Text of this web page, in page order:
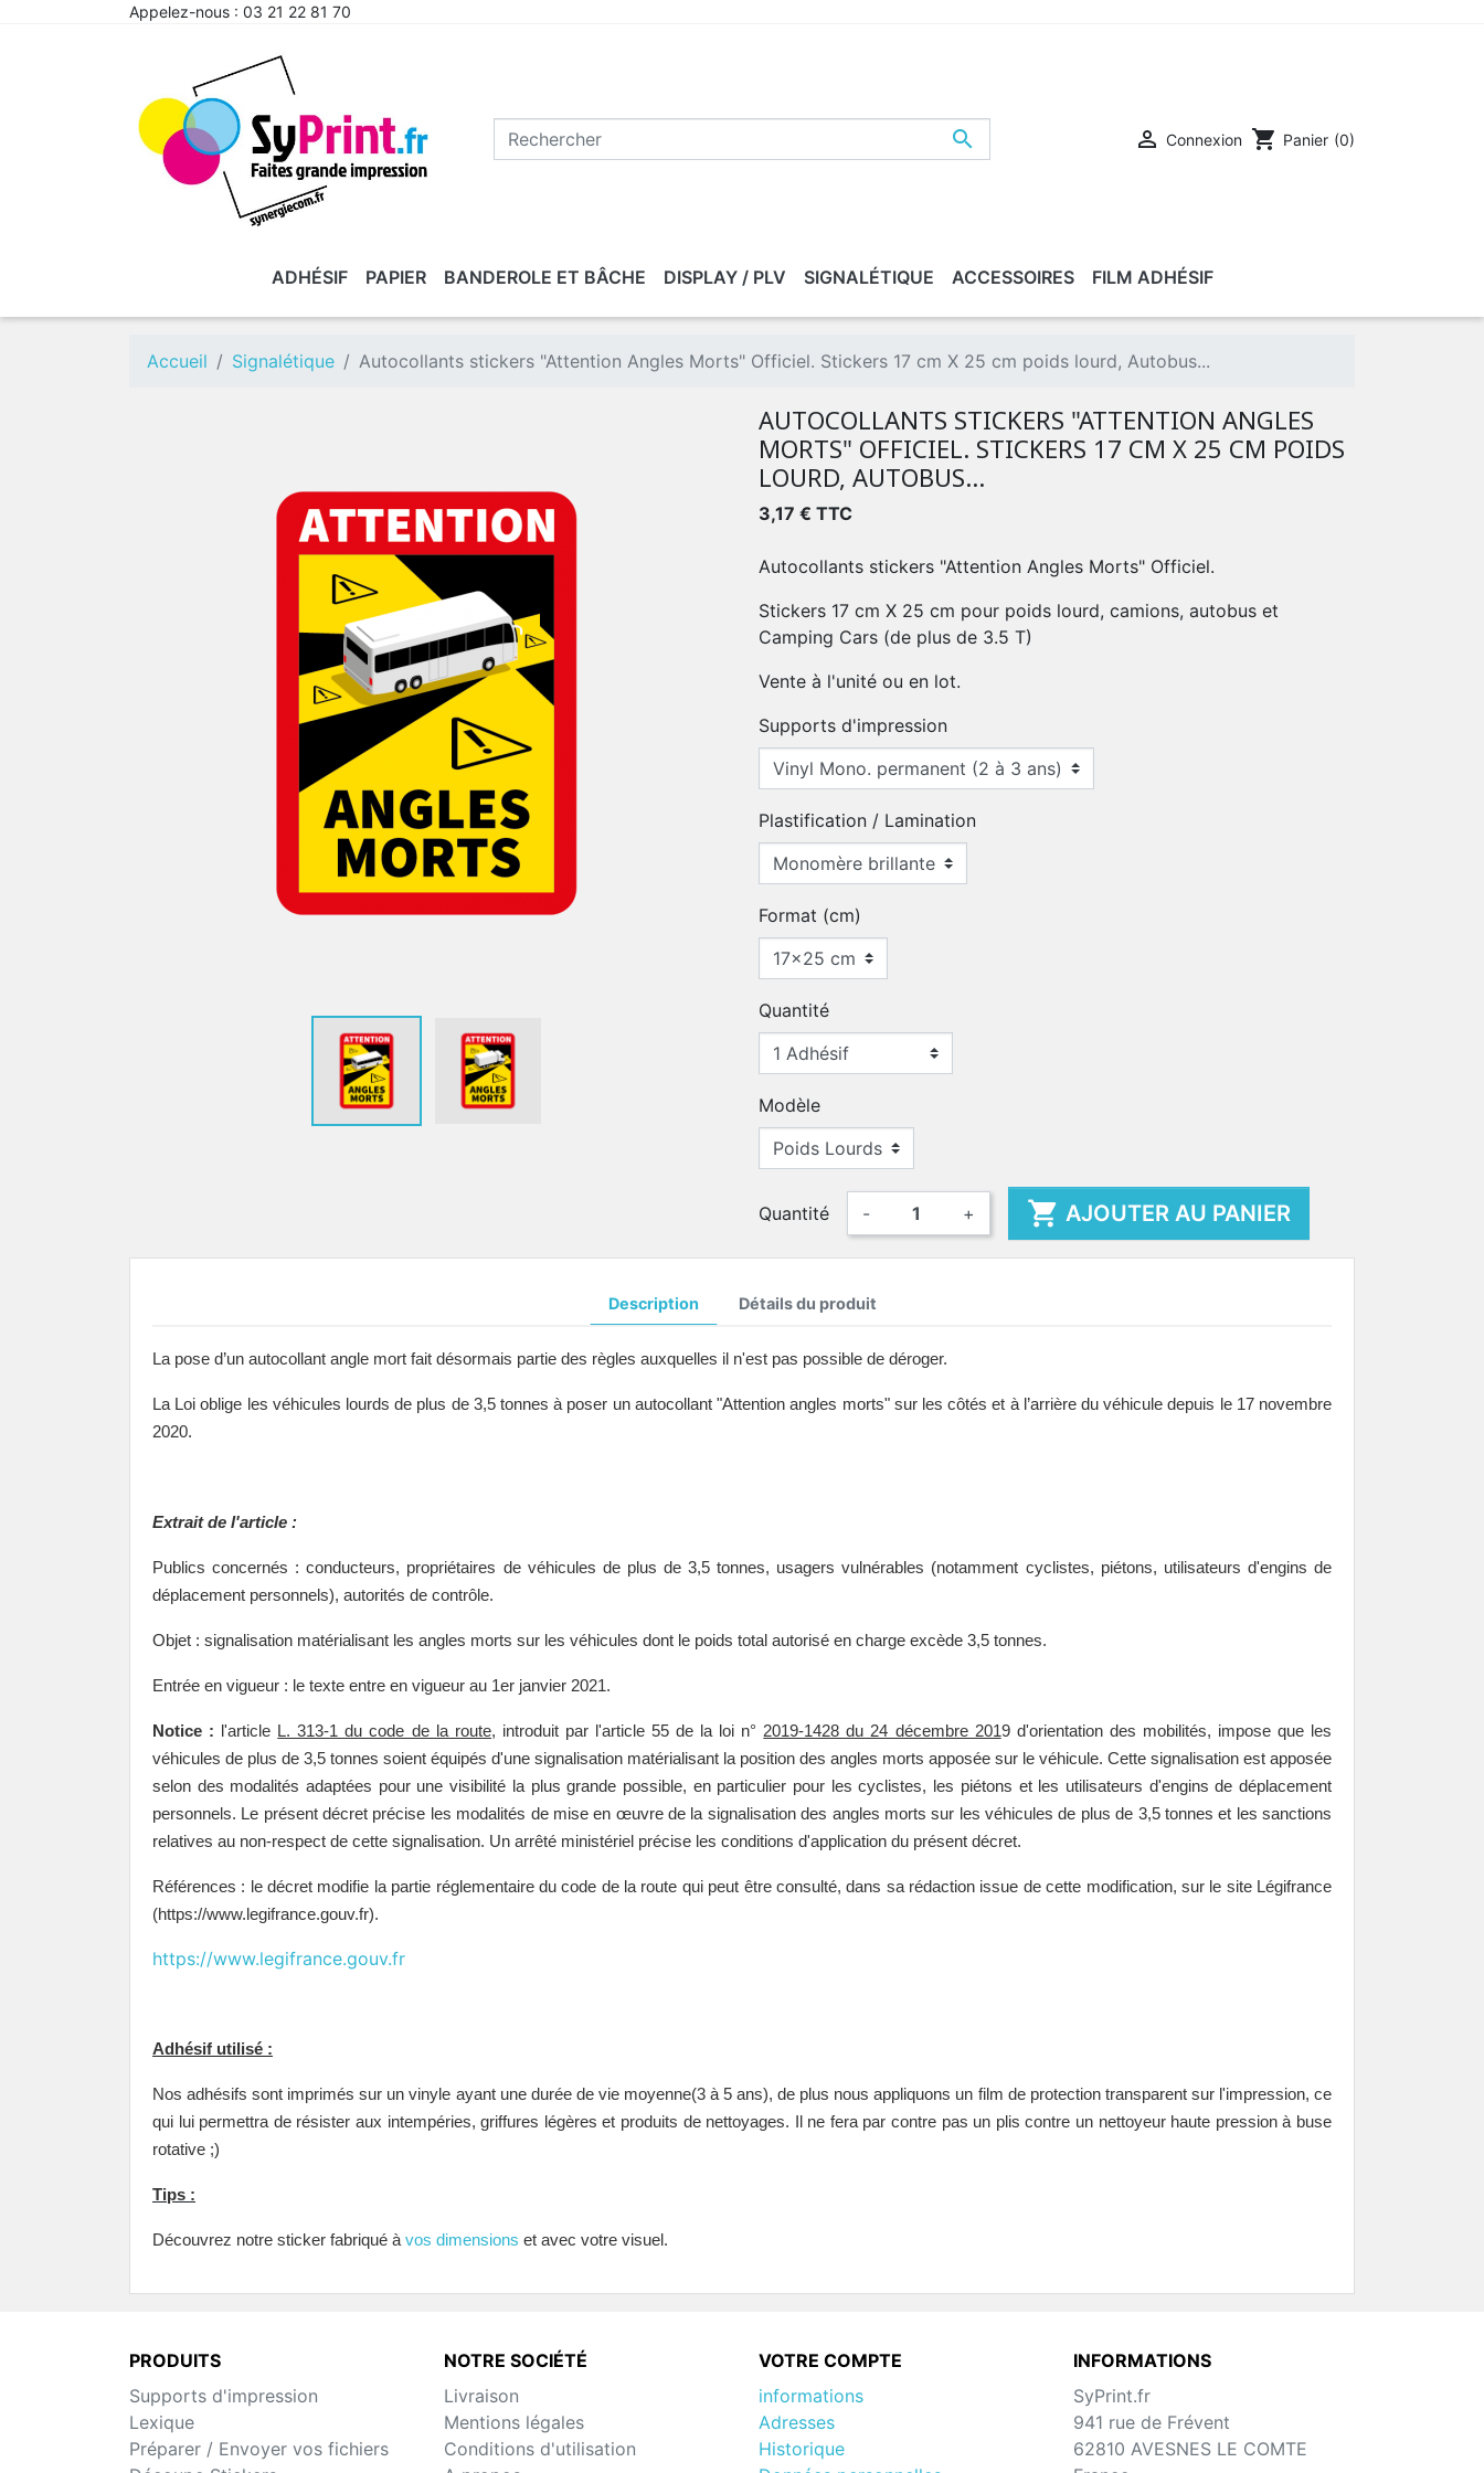
Appelez-nous : 03 21 22 81 70
  Connexion shopping_cart Panier (0)
ADHÉSIF PAPIER BANDEROLE ET BÂCHE DISPLAY / PLV SIGNALÉTIQUE ACCESSOIRES FILM ADHÉSIF
Accueil Signalétique Autocollants stickers "Attention Angles Morts" Officiel. Stickers 17 cm X 25 cm poids lourd, Autobus...
AUTOCOLLANTS STICKERS "ATTENTION ANGLES
MORTS" OFFICIEL. STICKERS 17 CM X 25 CM POIDS
LOURD, AUTOBUS...
3,17 € TTC
Autocollants stickers "Attention Angles Morts" Officiel.
Stickers 17 cm X 25 cm pour poids lourd, camions, autobus et
Camping Cars (de plus de 3.5 T)
Vente à l'unité ou en lot.
Supports d'impression
Plastification / Lamination
Format (cm)
Quantité
Modèle
Quantité - +  AJOUTER AU PANIER
Description Détails du produit
La pose d’un autocollant angle mort fait désormais partie des règles auxquelles il n'est pas possible de déroger.
La Loi oblige les véhicules lourds de plus de 3,5 tonnes à poser un autocollant "Attention angles morts" sur les côtés et à l’arrière du véhicule depuis le 17 novembre
2020.
Extrait de l'article :
Publics concernés : conducteurs, propriétaires de véhicules de plus de 3,5 tonnes, usagers vulnérables (notamment cyclistes, piétons, utilisateurs d'engins de
déplacement personnels), autorités de contrôle.
Objet : signalisation matérialisant les angles morts sur les véhicules dont le poids total autorisé en charge excède 3,5 tonnes.
Entrée en vigueur : le texte entre en vigueur au 1er janvier 2021.
Notice : l'article L. 313-1 du code de la route, introduit par l'article 55 de la loi n° 2019-1428 du 24 décembre 2019 d'orientation des mobilités, impose que les
véhicules de plus de 3,5 tonnes soient équipés d'une signalisation matérialisant la position des angles morts apposée sur le véhicule. Cette signalisation est apposée
selon des modalités adaptées pour une visibilité la plus grande possible, en particulier pour les cyclistes, les piétons et les utilisateurs d'engins de déplacement
personnels. Le présent décret précise les modalités de mise en œuvre de la signalisation des angles morts sur les véhicules de plus de 3,5 tonnes et les sanctions
relatives au non-respect de cette signalisation. Un arrêté ministériel précise les conditions d'application du présent décret.
Références : le décret modifie la partie réglementaire du code de la route qui peut être consulté, dans sa rédaction issue de cette modification, sur le site Légifrance
(https://www.legifrance.gouv.fr).
https://www.legifrance.gouv.fr
Adhésif utilisé :
Nos adhésifs sont imprimés sur un vinyle ayant une durée de vie moyenne(3 à 5 ans), de plus nous appliquons un film de protection transparent sur l'impression, ce
qui lui permettra de résister aux intempéries, griffures légères et produits de nettoyages. Il ne fera par contre pas un plis contre un nettoyeur haute pression à buse
rotative ;)
Tips :
Découvrez notre sticker fabriqué à vos dimensions et avec votre visuel.
PRODUITS
Supports d'impression
Lexique
Préparer / Envoyer vos fichiers
NOTRE SOCIÉTÉ
Livraison
Mentions légales
Conditions d'utilisation
VOTRE COMPTE
informations
Adresses
Historique
INFORMATIONS
SyPrint.fr
941 rue de Frévent
62810 AVESNES LE COMTE